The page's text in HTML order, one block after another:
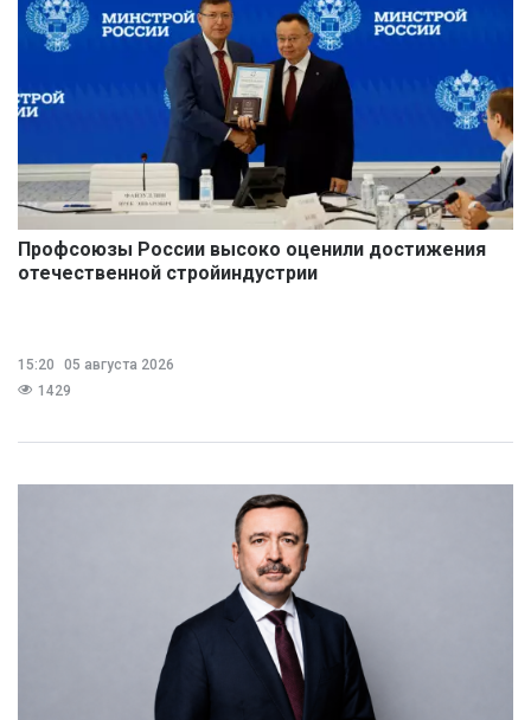
Профсоюзы России высоко оценили достижения
отечественной стройиндустрии
15:20
05 августа 2026
1429